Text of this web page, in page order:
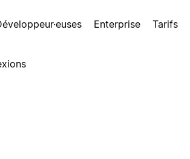
Enterprise Tarifs